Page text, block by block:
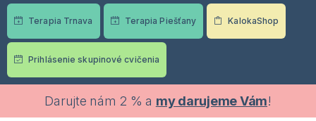
Terapia Trnava Terapia Piešťany KalokaShop
Prihlásenie skupinové cvičenia
Darujte nám 2 % a my darujeme Vám!